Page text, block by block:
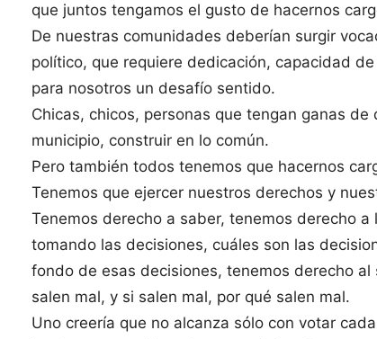
que juntos tengamos el gusto de hacernos
De nuestras comunidades deberían surgir
político, que requiere dedicación, capacidad
para nosotros un desafío sentido.
Chicas, chicos, personas que tengan ganas
municipio, construir en lo común.
Pero también todos tenemos que hacernos
Tenemos que ejercer nuestros derechos y
Tenemos derecho a saber, tenemos derecho
tomando las decisiones, cuáles son las
fondo de esas decisiones, tenemos derecho
salen mal, y si salen mal, por qué salen mal.
Uno creería que no alcanza sólo con votar